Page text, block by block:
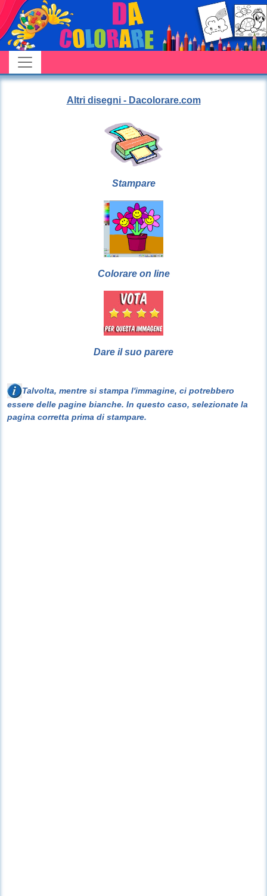
Altri disegni - Dacolorare.com
Stampare
Colorare on line
Dare il suo parere
Talvolta, mentre si stampa l'immagine, ci potrebbero
essere delle pagine bianche. In questo caso, selezionate la
pagina corretta prima di stampare.